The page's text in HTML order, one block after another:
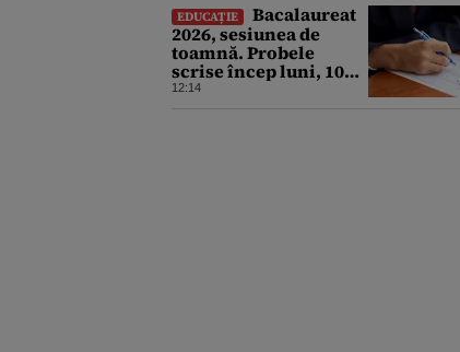
EDUCAȚIE
Bacalaureat
2026, sesiunea de
toamnă. Probele
scrise încep luni, 10
august. Ce trebuie să
12:14